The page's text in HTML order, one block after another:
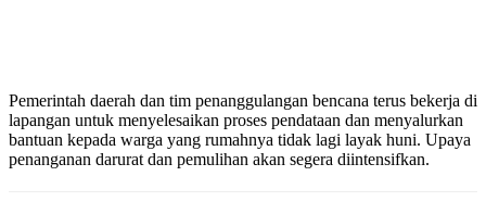
Pemerintah daerah dan tim penanggulangan bencana terus bekerja di
lapangan untuk menyelesaikan proses pendataan dan menyalurkan
bantuan kepada warga yang rumahnya tidak lagi layak huni. Upaya
penanganan darurat dan pemulihan akan segera diintensifkan.